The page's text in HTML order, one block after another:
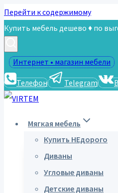
Перейти к содержимому
Купить мебель дешево ♦ по
Интернет • магазин мебели
Телефон Telegram
Мягкая мебель
Купить НЕдорого
Диваны
Угловые диваны
Детские диваны